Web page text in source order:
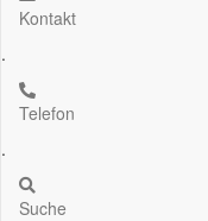
Kontakt
.
Telefon
.
Suche